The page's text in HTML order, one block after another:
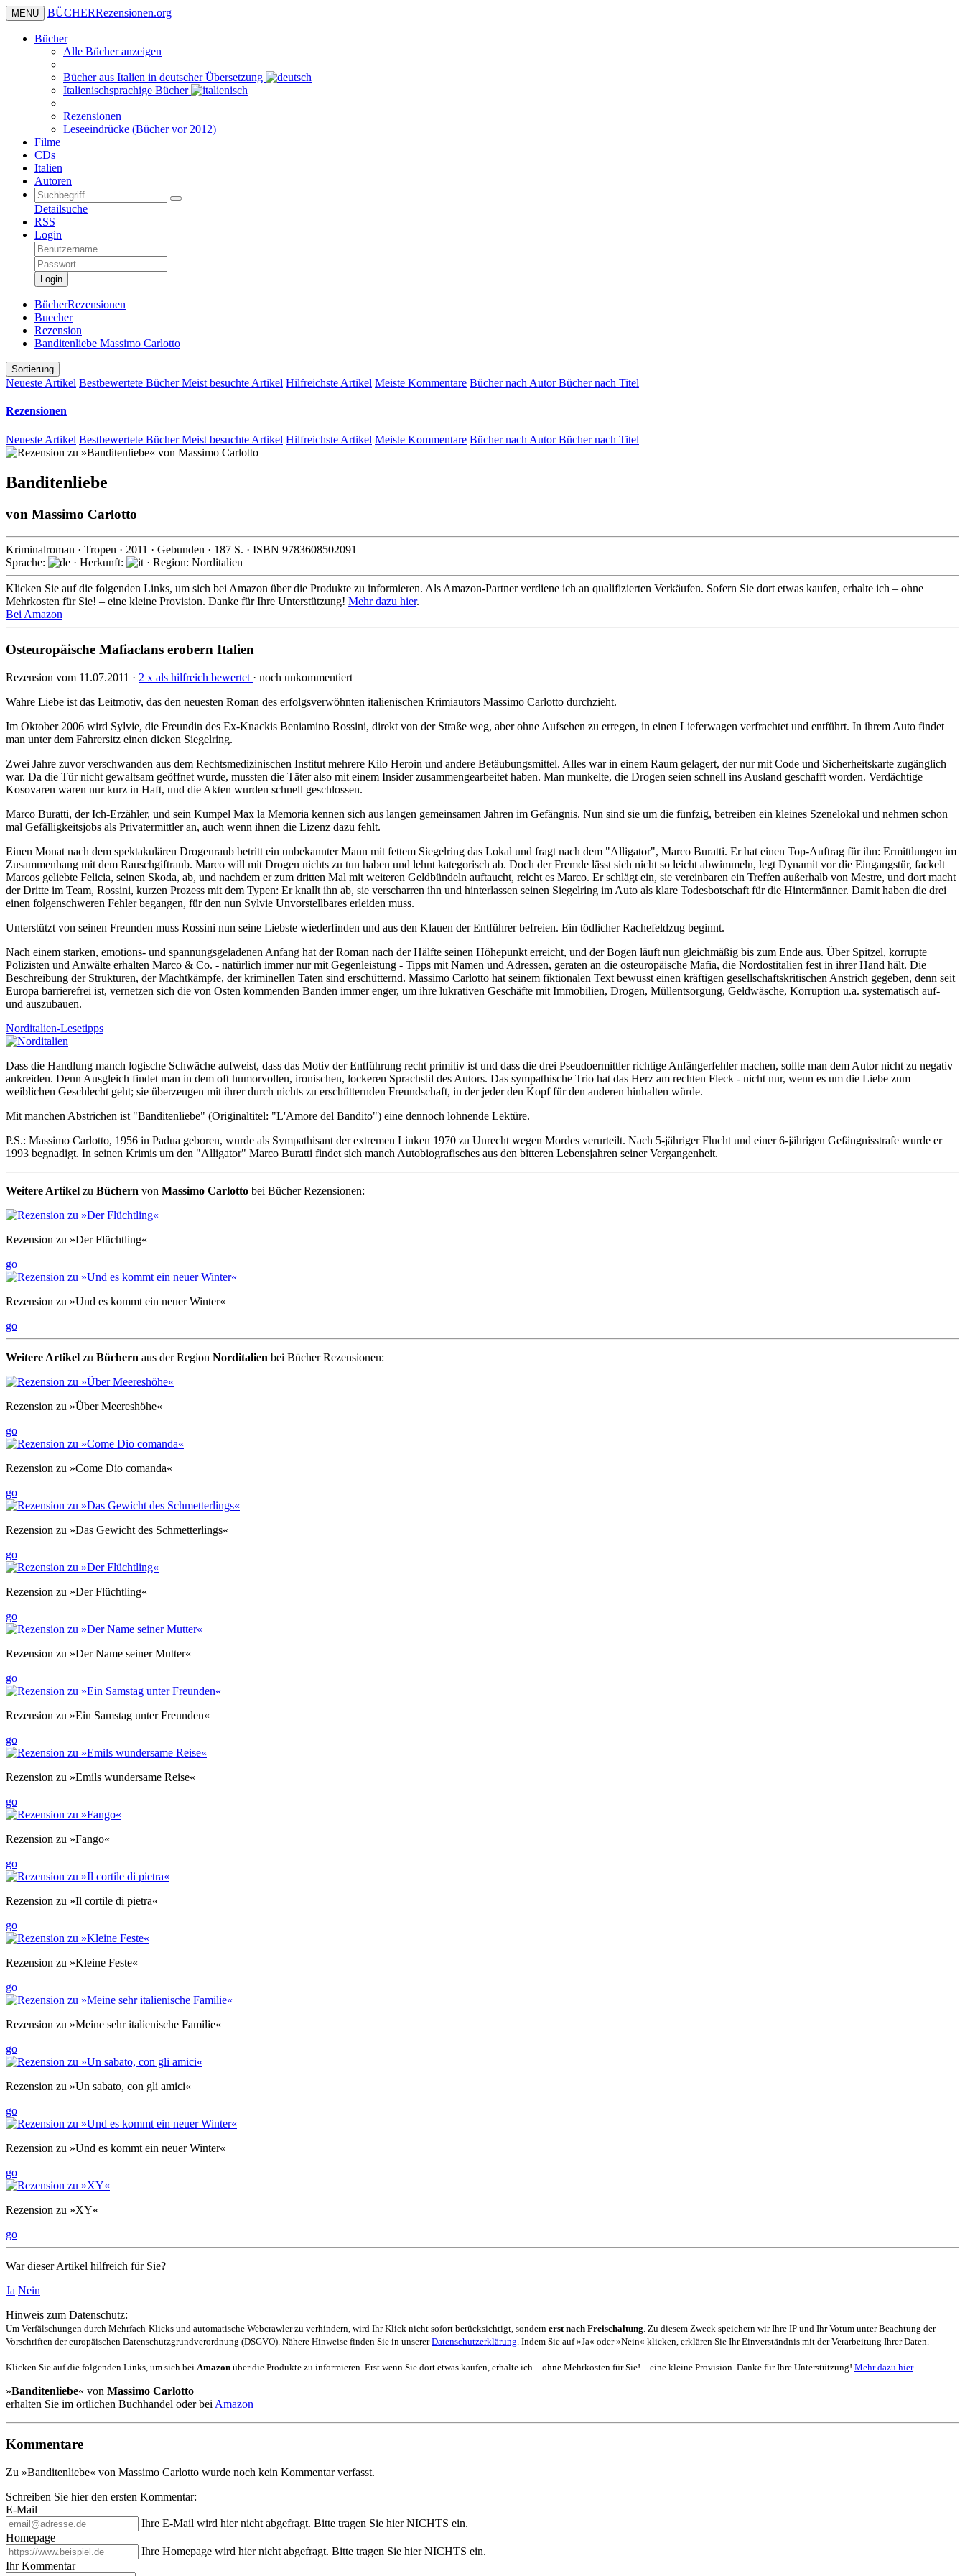
MENU BÜCHERRezensionen.org
Bücher
Alle Bücher anzeigen
Bücher aus Italien in deutscher Übersetzung
Italienischsprachige Bücher
Rezensionen
Leseeindrücke (Bücher vor 2012)
Filme
CDs
Italien
Autoren
Detailsuche
RSS
Login
Login
BücherRezensionen
Buecher
Rezension
Banditenliebe Massimo Carlotto
Sortierung
Neueste Artikel Bestbewertete BücherMeist besuchte Artikel Hilfreichste Artikel Meiste Kommentare Bücher nach AutorBücher nach Titel
Rezensionen
Neueste Artikel Bestbewertete BücherMeist besuchte Artikel Hilfreichste Artikel Meiste Kommentare Bücher nach AutorBücher nach Titel
Banditenliebe
von Massimo Carlotto
Kriminalroman · Tropen · 2011 · Gebunden · 187 S. · ISBN 9783608502091
Sprache:
· Herkunft: · Region: Norditalien
Klicken Sie auf die folgenden Links, um sich bei Amazon über die Produkte zu informieren. Als Amazon-Partner verdiene ich an qualifizierten Verkäufen. Sofern Sie dort etwas kaufen, erhalte ich – ohne
Mehrkosten für Sie! – eine kleine Provision. Danke für Ihre Unterstützung! Mehr dazu hier.
Bei Amazon
Osteuropäische Mafiaclans erobern Italien
Rezension vom 11.07.2011 · 2 x als hilfreich bewertet · noch unkommentiert
Wahre Liebe ist das Leitmotiv, das den neuesten Roman des erfolgsverwöhnten italienischen Krimiautors Massimo Carlotto durchzieht.
Im Oktober 2006 wird Sylvie, die Freundin des Ex-Knackis Beniamino Rossini, direkt von der Straße weg, aber ohne Aufsehen zu erregen, in einen Lieferwagen verfrachtet und entführt. In ihrem Auto findet
man unter dem Fahrersitz einen dicken Siegelring.
Zwei Jahre zuvor verschwanden aus dem Rechtsmedizinischen Institut mehrere Kilo Heroin und andere Betäubungsmittel. Alles war in einem Raum gelagert, der nur mit Code und Sicherheitskarte zugänglich
war. Da die Tür nicht gewaltsam geöffnet wurde, mussten die Täter also mit einem Insider zusammengearbeitet haben. Man munkelte, die Drogen seien schnell ins Ausland geschafft worden. Verdächtige
Kosovaren waren nur kurz in Haft, und die Akten wurden schnell geschlossen.
Marco Buratti, der Ich-Erzähler, und sein Kumpel Max la Memoria kennen sich aus langen gemeinsamen Jahren im Gefängnis. Nun sind sie um die fünfzig, betreiben ein kleines Szenelokal und nehmen schon
mal Gefälligkeitsjobs als Privatermittler an, auch wenn ihnen die Lizenz dazu fehlt.
Einen Monat nach dem spektakulären Drogenraub betritt ein unbekannter Mann mit fettem Siegelring das Lokal und fragt nach dem "Alligator", Marco Buratti. Er hat einen Top-Auftrag für ihn: Ermittlungen im
Zusammenhang mit dem Rauschgiftraub. Marco will mit Drogen nichts zu tun haben und lehnt kategorisch ab. Doch der Fremde lässt sich nicht so leicht abwimmeln, legt Dynamit vor die Eingangstür, fackelt
Marcos geliebte Felicia, seinen Skoda, ab, und nachdem er zum dritten Mal mit weiteren Geldbündeln auftaucht, reicht es Marco. Er schlägt ein, sie vereinbaren ein Treffen außerhalb von Mestre, und dort macht
der Dritte im Team, Rossini, kurzen Prozess mit dem Typen: Er knallt ihn ab, sie verscharren ihn und hinterlassen seinen Siegelring im Auto als klare Todesbotschaft für die Hintermänner. Damit haben die drei
einen folgenschweren Fehler begangen, für den nun Sylvie Unvorstellbares erleiden muss.
Unterstützt von seinen Freunden muss Rossini nun seine Liebste wiederfinden und aus den Klauen der Entführer befreien. Ein tödlicher Rachefeldzug beginnt.
Nach einem starken, emotions- und spannungsgeladenen Anfang hat der Roman nach der Hälfte seinen Höhepunkt erreicht, und der Bogen läuft nun gleichmäßig bis zum Ende aus. Über Spitzel, korrupte
Polizisten und Anwälte erhalten Marco & Co. - natürlich immer nur mit Gegenleistung - Tipps mit Namen und Adressen, geraten an die osteuropäische Mafia, die Nordostitalien fest in ihrer Hand hält. Die
Beschreibung der Strukturen, der Machtkämpfe, der kriminellen Taten sind erschütternd. Massimo Carlotto hat seinem fiktionalen Text bewusst einen kräftigen gesellschaftskritischen Anstrich gegeben, denn seit
Europa barrierefrei ist, vernetzen sich die von Osten kommenden Banden immer enger, um ihre lukrativen Geschäfte mit Immobilien, Drogen, Müllentsorgung, Geldwäsche, Korruption u.a. systematisch auf-
und auszubauen.
Norditalien-Lesetipps
Dass die Handlung manch logische Schwäche aufweist, dass das Motiv der Entführung recht primitiv ist und dass die drei Pseudoermittler richtige Anfängerfehler machen, sollte man dem Autor nicht zu negativ
ankreiden. Denn Ausgleich findet man in dem oft humorvollen, ironischen, lockeren Sprachstil des Autors. Das sympathische Trio hat das Herz am rechten Fleck - nicht nur, wenn es um die Liebe zum
weiblichen Geschlecht geht; sie überzeugen mit ihrer durch nichts zu erschütternden Freundschaft, in der jeder den Kopf für den anderen hinhalten würde.
Mit manchen Abstrichen ist "Banditenliebe" (Originaltitel: "L'Amore del Bandito") eine dennoch lohnende Lektüre.
P.S.: Massimo Carlotto, 1956 in Padua geboren, wurde als Sympathisant der extremen Linken 1970 zu Unrecht wegen Mordes verurteilt. Nach 5-jähriger Flucht und einer 6-jährigen Gefängnisstrafe wurde er
1993 begnadigt. In seinen Krimis um den "Alligator" Marco Buratti findet sich manch Autobiografisches aus den bitteren Lebensjahren seiner Vergangenheit.
Weitere Artikel zu Büchern von Massimo Carlotto bei Bücher Rezensionen:
Rezension zu »Der Flüchtling«
go
Rezension zu »Und es kommt ein neuer Winter«
go
Weitere Artikel zu Büchern aus der Region Norditalien bei Bücher Rezensionen:
Rezension zu »Über Meereshöhe«
go
Rezension zu »Come Dio comanda«
go
Rezension zu »Das Gewicht des Schmetterlings«
go
Rezension zu »Der Flüchtling«
go
Rezension zu »Der Name seiner Mutter«
go
Rezension zu »Ein Samstag unter Freunden«
go
Rezension zu »Emils wundersame Reise«
go
Rezension zu »Fango«
go
Rezension zu »Il cortile di pietra«
go
Rezension zu »Kleine Feste«
go
Rezension zu »Meine sehr italienische Familie«
go
Rezension zu »Un sabato, con gli amici«
go
Rezension zu »Und es kommt ein neuer Winter«
go
Rezension zu »XY«
go
War dieser Artikel hilfreich für Sie?
Ja Nein
Hinweis zum Datenschutz:
Um Verfälschungen durch Mehrfach-Klicks und automatische Webcrawler zu verhindern, wird Ihr Klick nicht sofort berücksichtigt, sondern erst nach Freischaltung . Zu diesem Zweck speichern wir Ihre IP und Ihr Votum unter Beachtung der
Vorschriften der europäischen Datenschutzgrundverordnung (DSGVO). Nähere Hinweise finden Sie in unsererDatenschutzerklärung . Indem Sie auf »Ja« oder »Nein« klicken, erklären Sie Ihr Einverständnis mit der Verarbeitung Ihrer Daten.
Klicken Sie auf die folgenden Links, um sich bei Amazon über die Produkte zu informieren. Erst wenn Sie dort etwas kaufen, erhalte ich – ohne Mehrkosten für Sie! – eine kleine Provision. Danke für Ihre Unterstützung! Mehr dazu hier.
»Banditenliebe« von Massimo Carlotto
erhalten Sie im örtlichen Buchhandel oder bei Amazon
Kommentare
Zu »Banditenliebe« von Massimo Carlotto wurde noch kein Kommentar verfasst.
Schreiben Sie hier den ersten Kommentar:
E-Mail
Ihre E-Mail wird hier nicht abgefragt. Bitte tragen Sie hier NICHTS ein.
Homepage
Ihre Homepage wird hier nicht abgefragt. Bitte tragen Sie hier NICHTS ein.
Ihr Kommentar